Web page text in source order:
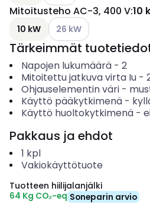
Mitoitusteho AC-3, 400 V:10
10 kW Katso käytettävissä
26 kW
Tärkeimmät
Napojen lukumäärä- 2
Mitoitettu jatkuva virta Iu-
Ohjauselementin väri-
Käyttö pääkytkimenä-
Käyttö huoltokytkimenä-
Pakkaus ja ehdot
1 kpl
Vakiokäyttötuote
Tuotteen hiilijalanjälki
64 Kg CO₂-eq Soneparin arvio